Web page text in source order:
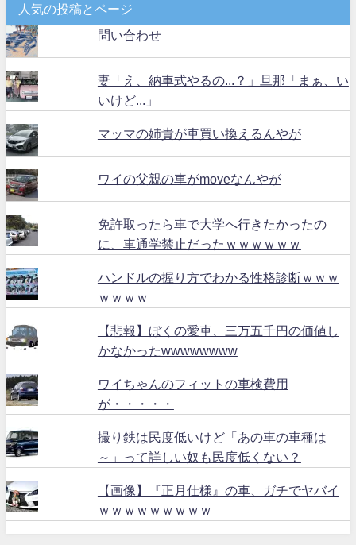
人気の投稿とページ
問い合わせ
妻「え、納車式やるの...？」旦那「まぁ、い
いけど...」
マッマの姉貴が車買い換えるんやが
ワイの父親の車がmoveなんやが
免許取ったら車で大学へ行きたかったの
に、車通学禁止だったｗｗｗｗｗｗ
ハンドルの握り方でわかる性格診断ｗｗｗ
ｗｗｗｗ
【悲報】ぼくの愛車、三万五千円の価値し
かなかったwwwwwwww
ワイちゃんのフィットの車検費用
が・・・・・
撮り鉄は民度低いけど「あの車の車種は
～」って詳しい奴も民度低くない？
【画像】『正月仕様』の車、ガチでヤバイ
ｗｗｗｗｗｗｗｗｗ